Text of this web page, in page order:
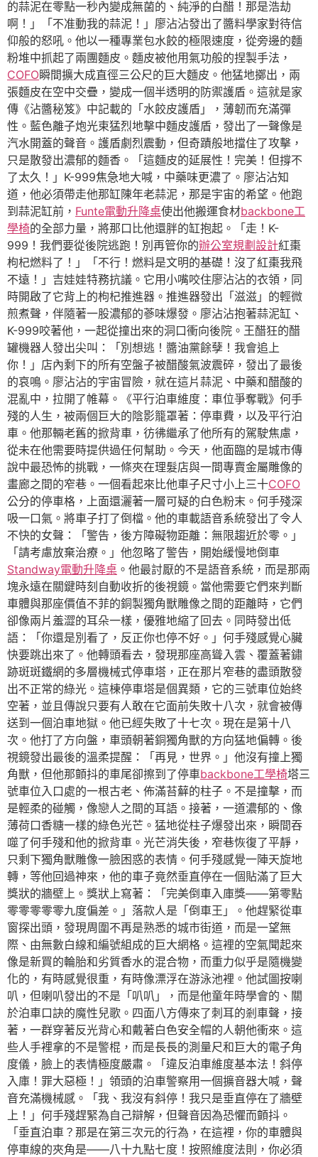
的蒜泥在零點一秒內變成無菌的、純淨的白醋！那是浩劫
啊！」「不准動我的蒜泥！」廖沾沾發出了醬料學家對待信
仰般的怒吼。他以一種專業包水餃的極限速度，從旁邊的麵
粉堆中抓起了兩團麵皮。麵皮被他用氣功般的捏製手法，
COFO瞬間擴大成直徑三公尺的巨大麵皮。他猛地擲出，兩
張麵皮在空中交疊，變成一個半透明的防禦護盾。這就是家
傳《沾醬秘笈》中記載的「水餃皮護盾」，薄韌而充滿彈
性。藍色離子炮光束猛烈地擊中麵皮護盾，發出了一聲像是
汽水開蓋的聲音。護盾劇烈震動，但奇蹟般地擋住了攻擊，
只是散發出濃郁的麵香。「這麵皮的延展性！完美！但撐不
了太久！」K-999焦急地大喊，中藥味更濃了。廖沾沾知
道，他必須帶走他那缸陳年老蒜泥，那是宇宙的希望。他跑
到蒜泥缸前， Funte電動升降桌使出他搬運食材backbone工
學椅的全部力量，將那口比他還胖的缸抱起。「走！K-
999！我們要從後院逃跑！別再管你的辦公室規劃設計紅棗
枸杞燃料了！」「不行！燃料是文明的基礎！沒了紅棗我飛
不遠！」吉娃娃特務抗議。它用小嘴咬住廖沾沾的衣領，同
時開啟了它背上的枸杞推進器。推進器發出「滋滋」的輕微
煎煮聲，伴隨著一股濃郁的蔘味爆發。廖沾沾抱著蒜泥缸、
K-999咬著他，一起從撞出來的洞口衝向後院。王醋狂的醋
罐機器人發出尖叫：「別想逃！醬油黨餘孽！我會追上
你！」店內剩下的所有空盤子被醋酸氣波震碎，發出了最後
的哀鳴。廖沾沾的宇宙冒險，就在這片蒜泥、中藥和醋酸的
混亂中，拉開了帷幕。《平行泊車維度：車位爭奪戰》何手
殘的人生，被兩個巨大的陰影籠罩著：停車費，以及平行泊
車。他那輛老舊的掀背車，彷彿繼承了他所有的駕駛焦慮，
從未在他需要時提供過任何幫助。今天，他面臨的是城市傳
說中最恐怖的挑戰，一條夾在理髮店與一間專賣金屬雕像的
畫廊之間的窄巷。一個看起來比他車子尺寸小上三十COFO
公分的停車格，上面還灑著一層可疑的白色粉末。何手殘深
吸一口氣。將車子打了倒檔。他的車載語音系統發出了令人
不快的女聲：「警告，後方障礙物距離：無限趨近於零。」
「請考慮放棄治療。」他忽略了警告，開始緩慢地倒車
Standway電動升降桌 。他最討厭的不是語音系統，而是那兩
塊永遠在關鍵時刻自動收折的後視鏡。當他需要它們來判斷
車體與那座價值不菲的銅製獨角獸雕像之間的距離時，它們
卻像兩片羞澀的耳朵一樣，優雅地縮了回去。同時發出低
語：「你還是別看了，反正你也停不好。」何手殘感覺心臟
快要跳出來了。他轉頭看去，發現那座高聳入雲、覆蓋著鏽
跡斑斑鐵網的多層機械式停車塔，正在那片窄巷的盡頭散發
出不正常的綠光。這棟停車塔是個異類，它的三號車位始終
空著，並且傳說只要有人敢在它面前失敗十八次，就會被傳
送到一個泊車地獄。他已經失敗了十七次。現在是第十八
次。他打了方向盤，車頭朝著銅獨角獸的方向猛地偏轉。後
視鏡發出最後的溫柔提醒：「再見，世界。」他沒有撞上獨
角獸，但他那顫抖的車尾卻擦到了停車backbone工學椅塔三
號車位入口處的一根古老、佈滿苔蘚的柱子。不是撞擊，而
是輕柔的碰觸，像戀人之間的耳語。接著，一道濃郁的、像
薄荷口香糖一樣的綠色光芒。猛地從柱子爆發出來，瞬間吞
噬了何手殘和他的掀背車。光芒消失後，窄巷恢復了平靜，
只剩下獨角獸雕像一臉困惑的表情。何手殘感覺一陣天旋地
轉，等他回過神來，他的車子竟然垂直停在一個貼滿了巨大
獎狀的牆壁上。獎狀上寫著：「完美倒車入庫獎——第零點
零零零零零九度偏差。」落款人是「倒車王」。他趕緊從車
窗探出頭，發現周圍不再是熟悉的城市街道，而是一望無
際、由無數白線和編號組成的巨大網格。這裡的空氣聞起來
像是新買的輪胎和劣質香水的混合物，而重力似乎是隨機變
化的，有時感覺很重，有時像漂浮在游泳池裡。他試圖按喇
叭，但喇叭發出的不是「叭叭」，而是他童年時學會的、關
於泊車口訣的魔性兒歌。四面八方傳來了刺耳的剎車聲，接
著，一群穿著反光背心和戴著白色安全帽的人朝他衝來。這
些人手裡拿的不是警棍，而是長長的測量尺和巨大的電子角
度儀，臉上的表情極度嚴肅。「違反泊車維度基本法！斜停
入庫！罪大惡極！」領頭的泊車警察用一個擴音器大喊，聲
音充滿機械感。「我、我沒有斜停！我只是垂直停在了牆壁
上！」何手殘趕緊為自己辯解，但聲音因為恐懼而顫抖。
「垂直泊車？那是在第三次元的行為，在這裡，你的車體與
停車線的夾角是——八十九點七度！按照維度法則，你必須